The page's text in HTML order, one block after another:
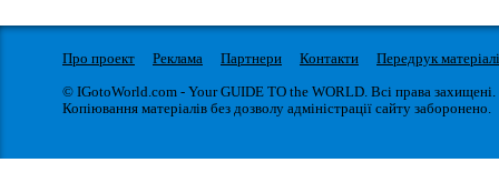
Про проект Реклама Партнери Контакти
Передрук
© IGotoWorld.com - Your GUIDE TO the WORLD. Всі права захищені.
Копіювання матеріалів без дозволу адміністрації сайту заборонено.